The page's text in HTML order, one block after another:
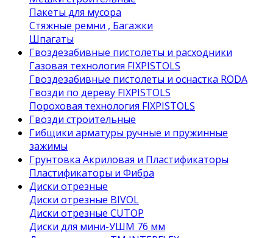
Пакеты для мусора
Стяжные ремни , Багажки
Шпагаты
Гвоздезабивные пистолеты и расходники
Газовая технология FIXPISTOLS
Гвоздезабивные пистолеты и оснастка RODA
Гвозди по дереву FIXPISTOLS
Пороховая технология FIXPISTOLS
Гвозди строительные
Гибщики арматуры ручные и пружинные
зажимы
Грунтовка Акриловая и Пластификаторы
Пластификаторы и Фибра
Диски отрезные
Диски отрезные BIVOL
Диски отрезные CUTOP
Диски для мини-УШМ 76 мм